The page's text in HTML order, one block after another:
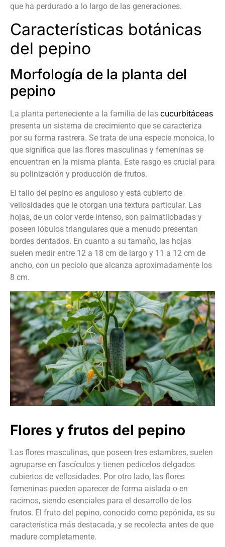
que ha perdurado a lo largo de las generaciones.
Características botánicas
del pepino
Morfología de la planta del
pepino
La planta perteneciente a la familia de las cucurbitáceas
presenta un sistema de crecimiento que se caracteriza
por su forma rastrera. Se trata de una especie monoica, lo
que significa que las flores masculinas y femeninas se
encuentran en la misma planta. Este rasgo es crucial para
su polinización y producción de frutos.
El tallo del pepino es anguloso y está cubierto de
vellosidades que le otorgan una textura particular. Las
hojas, de un color verde intenso, son palmatilobadas y
poseen lóbulos triangulares que a menudo presentan
bordes dentados. En cuanto a su tamaño, las hojas
suelen medir entre 12 a 18 cm de largo y 11 a 12 cm de
ancho, con un pecíolo que alcanza aproximadamente los
8 cm.
Flores y frutos del pepino
Las flores masculinas, que poseen tres estambres, suelen
agruparse en fascículos y tienen pedicelos delgados
cubiertos de vellosidades. Por otro lado, las flores
femeninas pueden aparecer de forma aislada o en
racimos, siendo esenciales para el desarrollo de los
frutos. El fruto del pepino, conocido como pepónida, es su
característica más destacada, y se recolecta antes de que
madure completamente.